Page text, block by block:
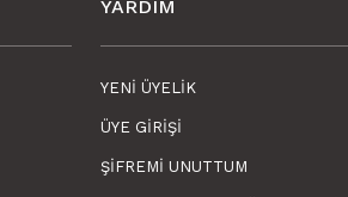
YARDIM
YENI ÜYELIK
ÜYE GIRIŞI
ŞIFREMI UNUTTUM